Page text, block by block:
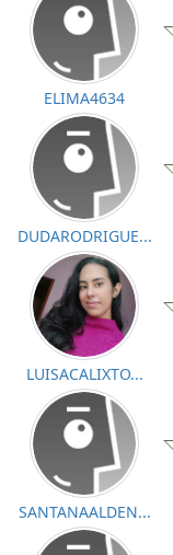
ELIMA4634
DUDARODRIGUE...
LUISACALIXTO...
SANTANAALDEN...